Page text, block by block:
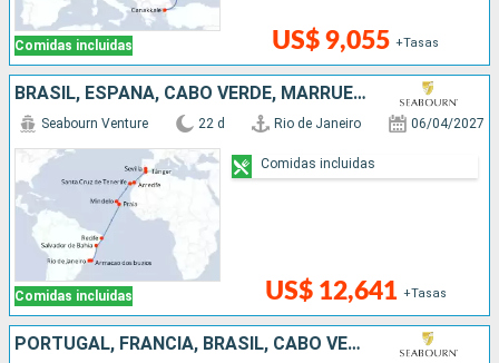
Comidas incluidas US$ 9,055 +Tasas
BRASIL, ESPAÑA, CABO VERDE, MARRUECOS
Comidas incluidas
Seabourn Venture 22 d Rio de Janeiro 06/04/2027
US$ 12,641 +Tasas
Comidas incluidas
PORTUGAL, FRANCIA, BRASIL, CABO VERDE, ESPAÑA, MARRUECOS, PAISES BAJOS